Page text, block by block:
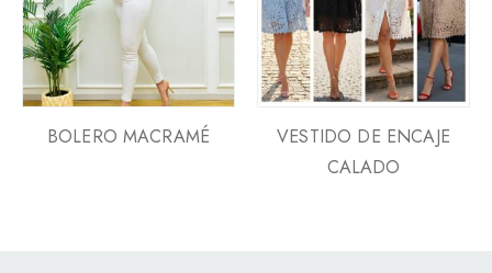
BOLERO MACRAMÉ
VESTIDO DE ENCAJE
CALADO